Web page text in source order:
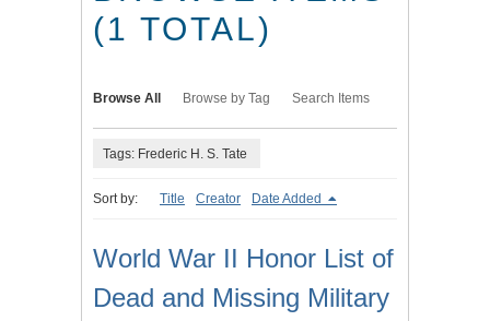
(1 TOTAL)
Browse All Browse by Tag Search Items
Tags: Frederic H. S. Tate
Sort by: Title Creator Date Added
World War II Honor List of
Dead and Missing Military